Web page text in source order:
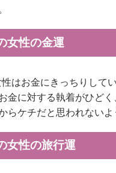
女性の金運
はお金にきっちりして
金に対する執着がひど
らケチだと思われない
女性の旅行運